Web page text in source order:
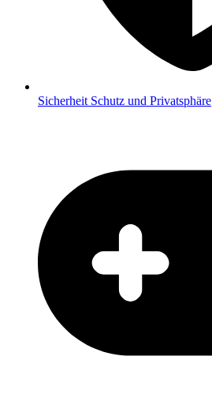
Sicherheit Schutz und Privatsphäre